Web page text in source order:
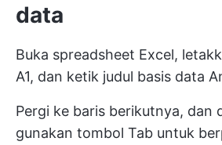
data
Buka spreadsheet Excel,
A1, dan ketik judul basis data
Pergi ke baris berikutnya, dan
gunakan tombol Tab untuk